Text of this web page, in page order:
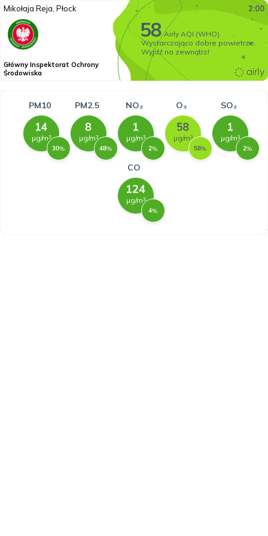
Mikołaja Reja, Płock 2:00
Airly AQI (WHO)
Wystarczająco dobre powietrze.
Wyjdź na zewnątrz!
Główny Inspektorat Ochrony
Środowiska
PM10
µg/m³
%
PM2.5
µg/m³
%
NO₂
µg/m³
%
O₃
µg/m³
%
SO₂
µg/m³
%
CO
µg/m³
%